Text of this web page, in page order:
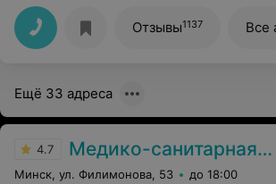
удивлена льготной очередью для
приветливой и внимательной девушкой-
администратором на входе, которая и
верхней одеждой, и проводила до
всему персоналу за такое внимательное
Отзывы1137 Все
Ещё 33 адреса
4.7 Медико-санитарная часть Вавилова
Минск, ул. Филимонова, 53 до 18:00